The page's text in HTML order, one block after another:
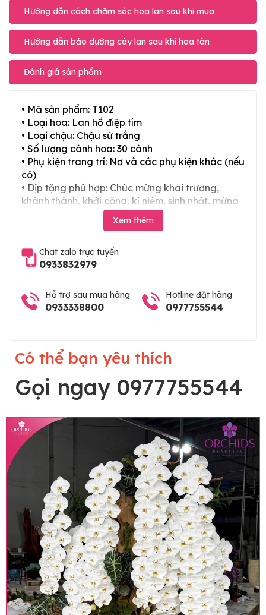
Hướng dẫn cách chăm sóc hoa lan sau khi mua
Hướng dẫn bảo dưỡng cây lan sau khi hoa tàn
Đánh giá sản phẩm
• Mã sản phẩm: T102
• Loại hoa: Lan hồ điệp tím
• Loại chậu: Chậu sứ trắng
• Số lượng cành hoa: 30 cành
• Phụ kiện trang trí: Nơ và các phụ kiện khác (nếu
có)
• Dịp tặng phù hợp: Chúc mừng khai trương,
khánh thành, khởi công, kỉ niệm, sinh nhật, mừng
thọ, mừng cưới, tân gia và các ngày lễ tết trong
Lưu ý trước khi đặt hàng
• Về cây hoa: Một chậu hoa lan hồ điệp đẹp và
hoàn chỉnh sẽ được phối ghép từ nhiều cây hoa
và tạo dáng hoàn toàn thủ công nên có thể sẽ
khác nhau đôi chút giữa sản phẩm thực tế và
Xem thêm
Chat zalo trực tuyến
0933832979
Hỗ trợ sau mua hàng
0933338800
Hotline đặt hàng
0977755544
Có thể bạn yêu thích
Gọi ngay 0977755544